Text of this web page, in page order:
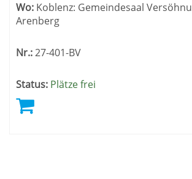
Wo: Koblenz: Gemeindesaal
Arenberg
Nr.:27-401-BV
Status: Plätze frei